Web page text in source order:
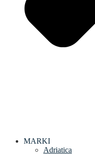
MARKI
Adriatica